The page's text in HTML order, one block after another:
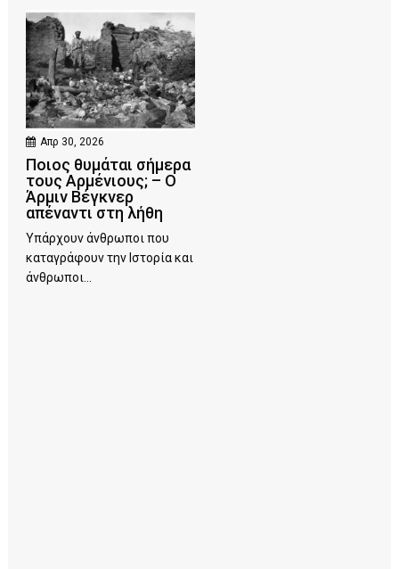
Απρ 30, 2026
Ποιος θυμάται σήμερα
τους Αρμένιους; – Ο
Άρμιν Βέγκνερ
απέναντι στη λήθη
Υπάρχουν άνθρωποι που
καταγράφουν την Ιστορία και
άνθρωποι...